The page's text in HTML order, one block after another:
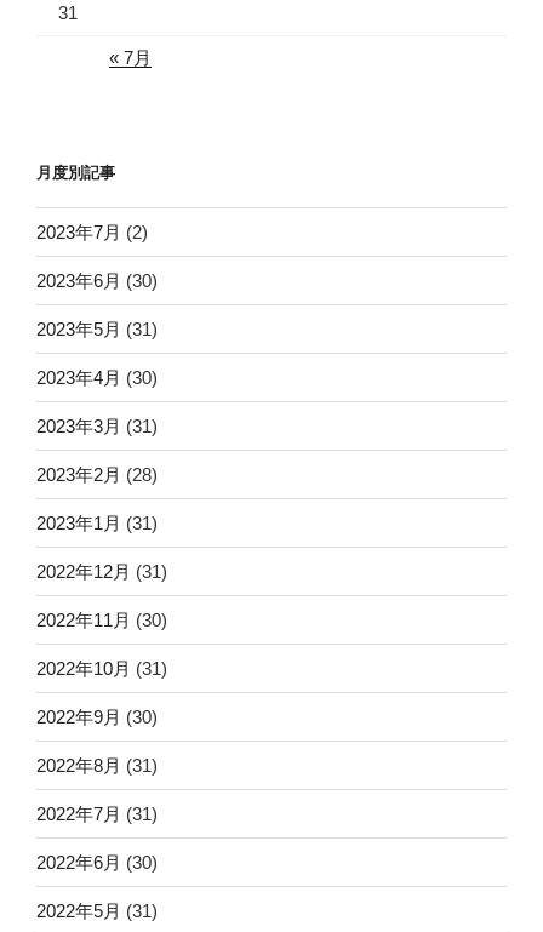
31
« 7月
月度別記事
2023年7月 (2)
2023年6月 (30)
2023年5月 (31)
2023年4月 (30)
2023年3月 (31)
2023年2月 (28)
2023年1月 (31)
2022年12月 (31)
2022年11月 (30)
2022年10月 (31)
2022年9月 (30)
2022年8月 (31)
2022年7月 (31)
2022年6月 (30)
2022年5月 (31)